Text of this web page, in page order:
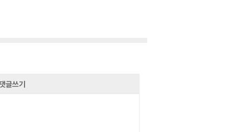
댓글쓰기